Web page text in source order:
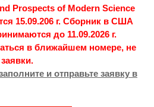
Prospects of Modern Science
15.09.206 г. Сборник в США
до 11.09.2026 г.
в ближайшем номере, не
и отправьте заявку в